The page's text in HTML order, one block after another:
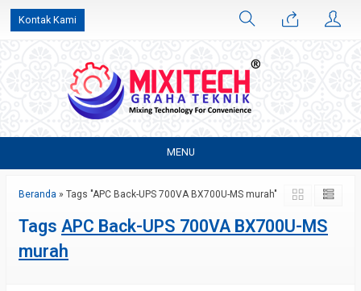
Kontak Kami
MENU
Beranda » Tags "APC Back-UPS 700VA BX700U-MS murah"
Tags APC Back-UPS 700VA BX700U-MS
murah